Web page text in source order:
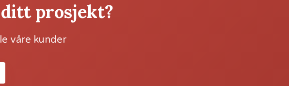
prosjekt?
våre kunder